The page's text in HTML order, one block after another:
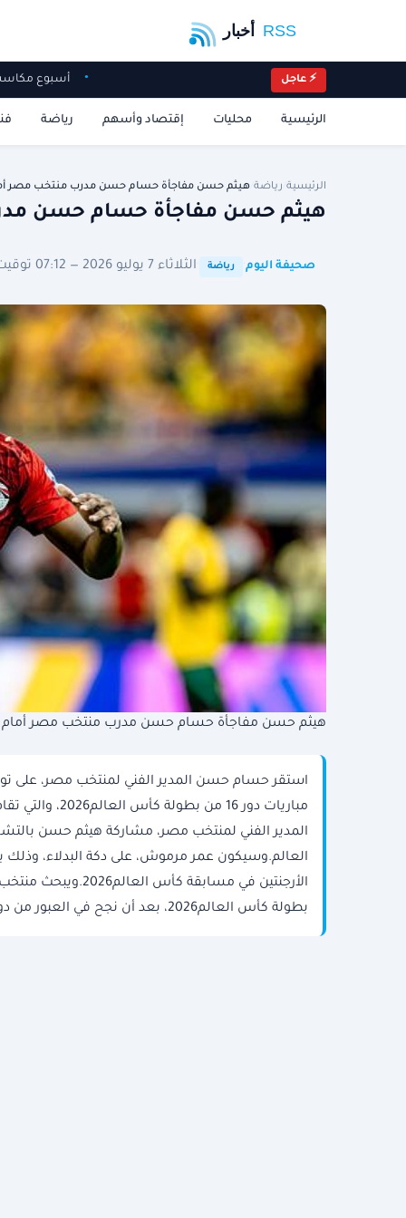
⚡ عاجل أسبوع
الرئيسية محليات إقتصاد وأسهم رياضة
الرئيسية رياضة هيثم حسن مفاجأة حسام حسن مدرب منتخب مصر
هيثم حسن مفاجأة حسام حسن
صحيفة اليوم رياضة الثلاثاء 7 يوليو 2026 — 07:12 توقيت الرياض
هيثم حسن مفاجأة حسام حسن مدرب منتخب مصر أمام
استقر حسام حسن المدير الفني لمنتخب مصر، على
مباريات دور
المدير الفني لمنتخب مصر، مشاركة هيثم حسن
العالم.وسيكون عمر مرموش، على دكة البدلاء،
الأرجنتين في
بطولة كأس العالم2026، بعد أن نجح في العبور من دور المجموعات خلال الفترة الأخيرة.